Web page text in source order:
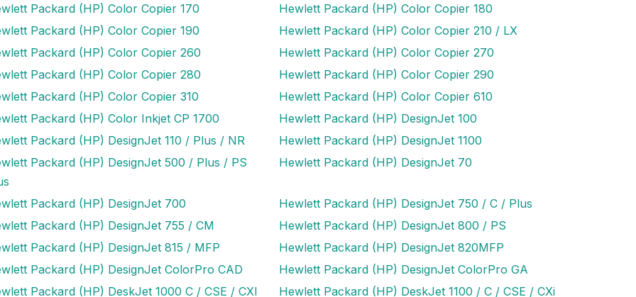
Packard (HP) Color Copier 170
Hewlett Packard (HP) Color Copier 180
Packard (HP) Color Copier 190
Hewlett Packard (HP) Color Copier 210 / LX
Packard (HP) Color Copier 260
Hewlett Packard (HP) Color Copier 270
Packard (HP) Color Copier 280
Hewlett Packard (HP) Color Copier 290
Packard (HP) Color Copier 310
Hewlett Packard (HP) Color Copier 610
Packard (HP) Color Inkjet CP 1700
Hewlett Packard (HP) DesignJet 100
Packard (HP) DesignJet 110 / Plus / NR
Hewlett Packard (HP) DesignJet 1100
Packard (HP) DesignJet 500 / Plus / PS
Hewlett Packard (HP) DesignJet 70
Packard (HP) DesignJet 700
Hewlett Packard (HP) DesignJet 750 / C / Plus
Packard (HP) DesignJet 755 / CM
Hewlett Packard (HP) DesignJet 800 / PS
Packard (HP) DesignJet 815 / MFP
Hewlett Packard (HP) DesignJet 820MFP
Packard (HP) DesignJet ColorPro CAD
Hewlett Packard (HP) DesignJet ColorPro GA
Packard (HP) DeskJet 1000 C / CSE / CXI
Hewlett Packard (HP) DeskJet 1100 / C / CSE / CXi